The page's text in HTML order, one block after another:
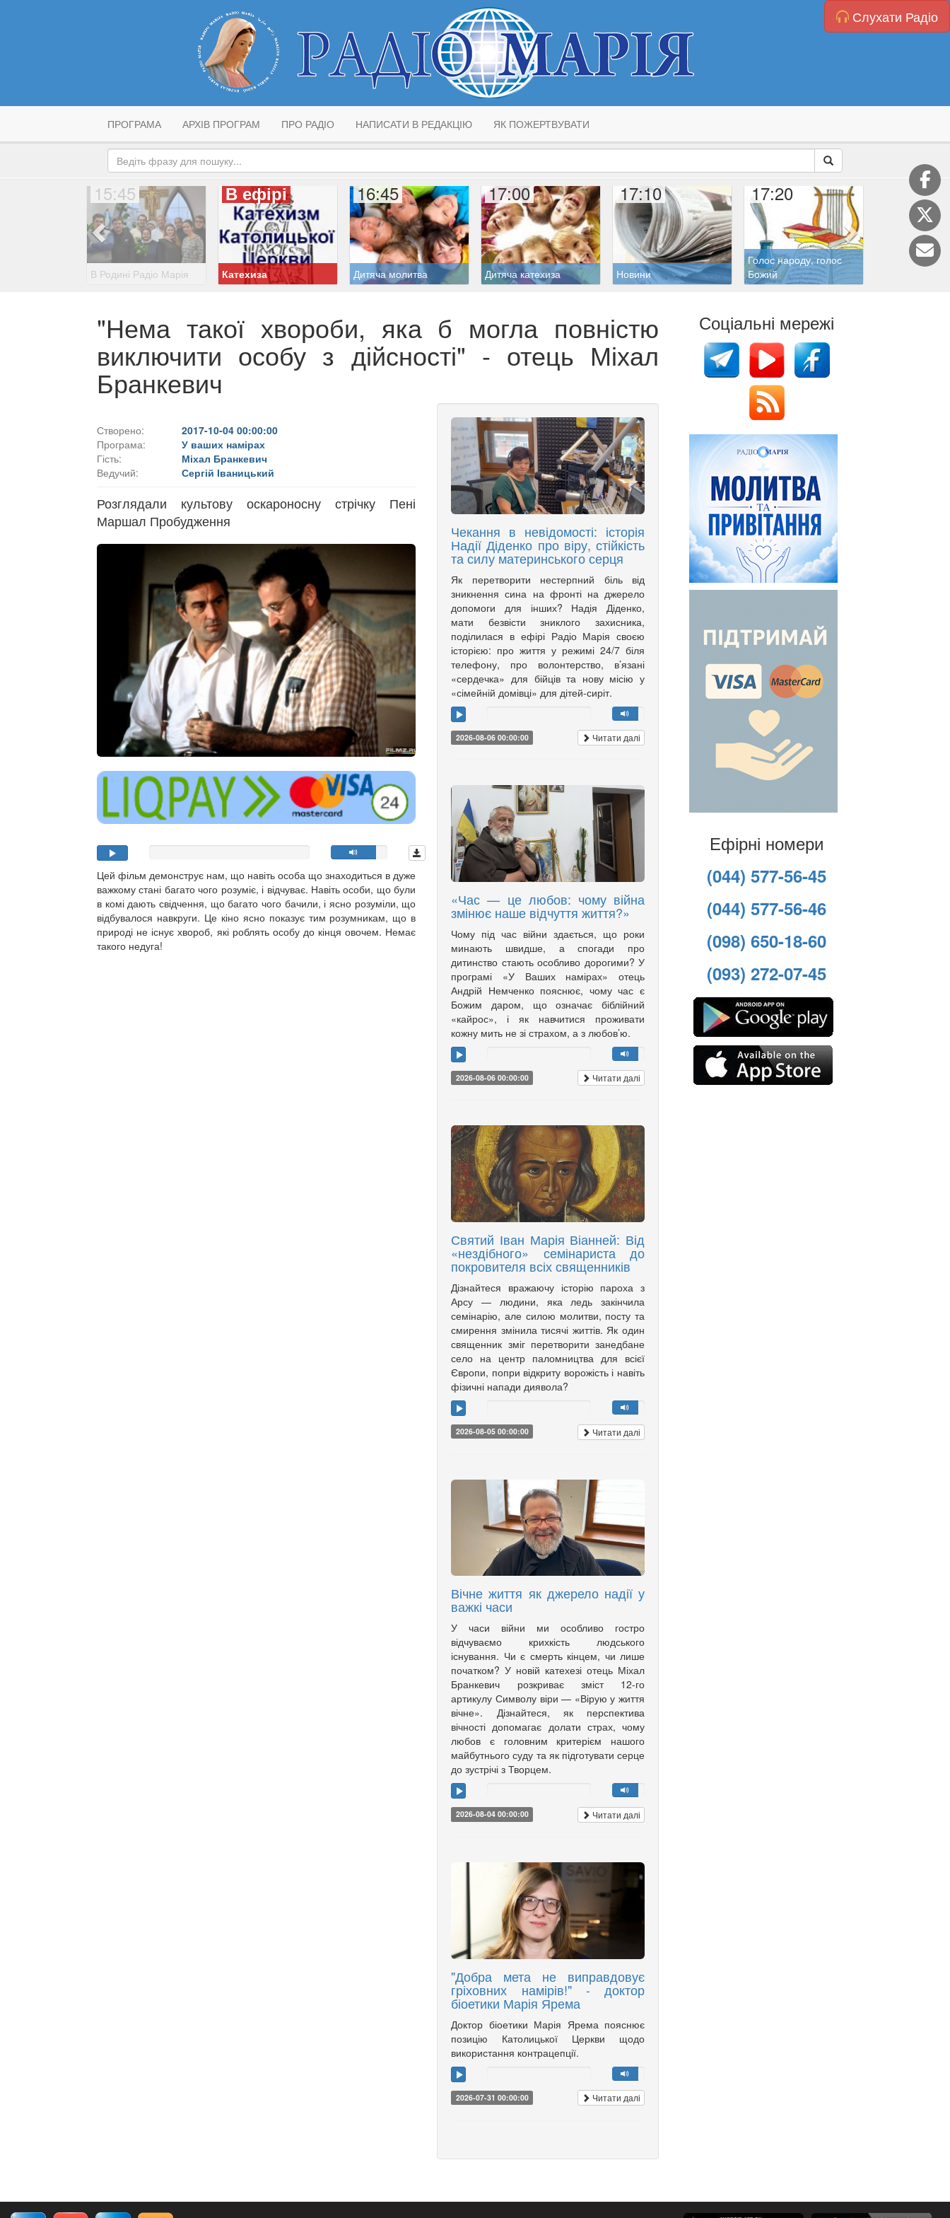
Слухати Радіо
ПРОГРАМА АРХІВ ПРОГРАМ ПРО РАДІО НАПИСАТИ В РЕДАКЦІЮ ЯК ПОЖЕРТВУВАТИ
15:45
В Родині Радіо Марія
В ефірі
Катехиза
16:45
Дитяча молитва
17:00
Дитяча катехиза
17:10
Новини
17:20
Голос народу, голос
Божий
17:45
Літургія годин
"Нема такої хвороби, яка б могла повністю
виключити особу з дійсності" - отець Міхал
Бранкевич
Створено:
2017-10-04 00:00:00
Програма:
У ваших намірах
Гість:
Міхал Бранкевич
Ведучий:
Сергій Іваницький
Розглядали культову оскароносну стрічку Пені
Маршал Пробудження
Цей фільм демонструє нам, що навіть особа що знаходиться в дуже
важкому стані багато чого розуміє, і відчуває. Навіть особи, що були
в комі дають свідчення, що багато чого бачили, і ясно розуміли, що
відбувалося навкруги. Це кіно ясно показує тим розумникам, що в
природі не існує хвороб, які роблять особу до кінця овочем. Немає
такого недуга!
Чекання в невідомості: історія
Надії Діденко про віру, стійкість
та силу материнського серця
Як перетворити нестерпний біль від
зникнення сина на фронті на джерело
допомоги для інших? Надія Діденко,
мати безвісти зниклого захисника,
поділилася в ефірі Радіо Марія своєю
історією: про життя у режимі 24/7 біля
телефону, про волонтерство, в’язані
«сердечка» для бійців та нову місію у
«сімейній домівці» для дітей-сиріт.
2026-08-06 00:00:00 Читати далі
«Час — це любов: чому війна
змінює наше відчуття життя?»
Чому під час війни здається, що роки
минають швидше, а спогади про
дитинство стають особливо дорогими? У
програмі «У Ваших намірах» отець
Андрій Немченко пояснює, чому час є
Божим даром, що означає біблійний
«кайрос», і як навчитися проживати
кожну мить не зі страхом, а з любов’ю.
2026-08-06 00:00:00 Читати далі
Святий Іван Марія Віанней: Від
«нездібного» семінариста до
покровителя всіх священників
Дізнайтеся вражаючу історію пароха з
Арсу — людини, яка ледь закінчила
семінарію, але силою молитви, посту та
смирення змінила тисячі життів. Як один
священник зміг перетворити занедбане
село на центр паломництва для всієї
Європи, попри відкриту ворожість і навіть
фізичні напади диявола?
2026-08-05 00:00:00 Читати далі
Вічне життя як джерело надії у
важкі часи
У часи війни ми особливо гостро
відчуваємо крихкість людського
існування. Чи є смерть кінцем, чи лише
початком? У новій катехезі отець Міхал
Бранкевич розкриває зміст 12-го
артикулу Символу віри — «Вірую у життя
вічне». Дізнайтеся, як перспектива
вічності допомагає долати страх, чому
любов є головним критерієм нашого
майбутнього суду та як підготувати серце
до зустрічі з Творцем.
2026-08-04 00:00:00 Читати далі
"Добра мета не виправдовує
гріховних намірів!" - доктор
біоетики Марія Ярема
Доктор біоетики Марія Ярема пояснює
позицію Католицької Церкви щодо
використання контрацепції.
2026-07-31 00:00:00 Читати далі
Соціальні мережі
Ефірні номери
(044) 577-56-45
(044) 577-56-46
(098) 650-18-60
(093) 272-07-45